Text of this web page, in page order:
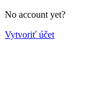
No account yet?
Vytvoriť účet